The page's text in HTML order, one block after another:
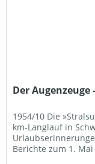
Der Augenzeuge
1954/10 Die
km-Langlauf in
Berichte zum 1.